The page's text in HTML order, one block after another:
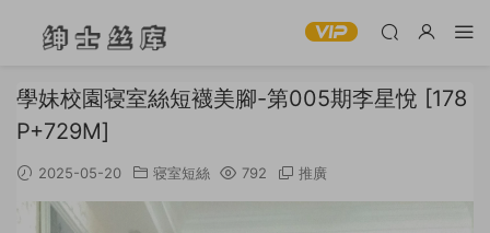
學妹校園寝室絲短襪美腳-第005期李星悅 [178
P+729M]
2025-05-20 寝室短絲 792 推廣